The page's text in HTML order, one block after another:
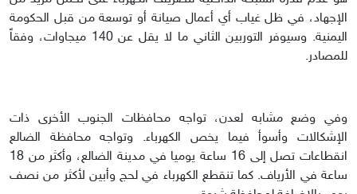
الإجهاد، في ظل غياب أي أعمال صيانة أو توسعة من قبل الحكومة
اليمنية. وسيوفر التوربين الثاني ما لا يقل عن 140 ميجاوات، وفقاً
للمصادر.
وفي وضع مشابه لعدن، تواجه محافظات الجنوب الأخرى ذات
الإشكالات وأسوأ فيما يخص الكهرباء. وتواجه محافظة الضالع
انقطاعات تصل إلى 16 ساعة يوميا في مدينة الضالع، وأكثر من 18
ساعة في الأرياف. كما تنقطع الكهرباء في لحج وأبين لأكثر من نصف